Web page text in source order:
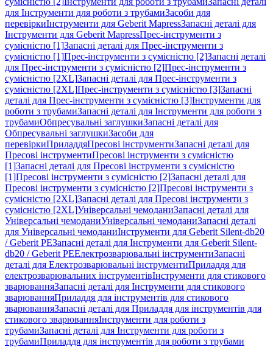
для Інструменти для роботи з трубамиЗасоби для
перевіркиІнструменти для Geberit MapressЗапасні деталі для
Інструменти для Geberit MapressПрес-інструменти з
сумісністю [1]Запасні деталі для Прес-інструменти з
сумісністю [1]Прес-інструменти з сумісністю [2]Запасні деталі
для Прес-інструменти з сумісністю [2]Прес-інструменти з
сумісністю [2XL]Запасні деталі для Прес-інструменти з
сумісністю [2XL]Прес-інструменти з сумісністю [3]Запасні
деталі для Прес-інструменти з сумісністю [3]Інструменти для
роботи з трубамиЗапасні деталі для Інструменти для роботи з
трубамиОбпресувальні заглушкиЗапасні деталі для
Обпресувальні заглушкиЗасоби для
перевіркиПриладдяПресові інструментиЗапасні деталі для
Пресові інструментиПресові інструменти з сумісністю
[1]Запасні деталі для Пресові інструменти з сумісністю
[1]Пресові інструменти з сумісністю [2]Запасні деталі для
Пресові інструменти з сумісністю [2]Пресові інструменти з
сумісністю [2XL]Запасні деталі для Пресові інструменти з
сумісністю [2XL]Універсальні чемоданиЗапасні деталі для
Універсальні чемоданиУніверсальні чемоданиЗапасні деталі
для Універсальні чемоданиІнструменти для Geberit Silent-db20
/ Geberit PEЗапасні деталі для Інструменти для Geberit Silent-
db20 / Geberit PEЕлектрозварювальні інструментиЗапасні
деталі для Електрозварювальні інструментиПриладдя для
електрозварювальних інструментівІнструменти для стикового
зварюванняЗапасні деталі для Інструменти для стикового
зварюванняПриладдя для інструментів для стикового
зварюванняЗапасні деталі для Приладдя для інструментів для
стикового зварюванняІнструменти для роботи з
трубамиЗапасні деталі для Інструменти для роботи з
трубамиПриладдя для інструментів для роботи з трубами